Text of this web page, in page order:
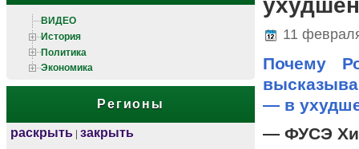
ВИДЕО
История
Политика
Экономика
Регионы
раскрыть | закрыть
11
Почему
— в
— ФУСЭ